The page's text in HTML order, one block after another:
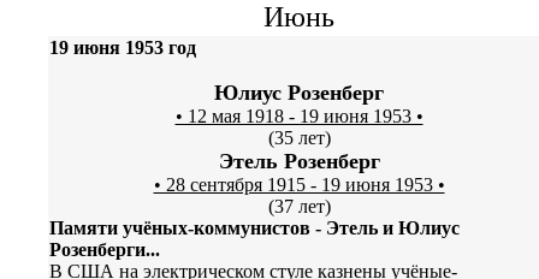
Июнь
19 июня 1953 год
Юлиус Розенберг
• 12 мая 1918 - 19 июня 1953 •
(35 лет)
Этель Розенберг
• 28 сентября 1915 - 19 июня 1953 •
(37 лет)
Памяти учёных-коммунистов - Этель и Юлиус
Розенберги...
В США на электрическом стуле казнены учёные-